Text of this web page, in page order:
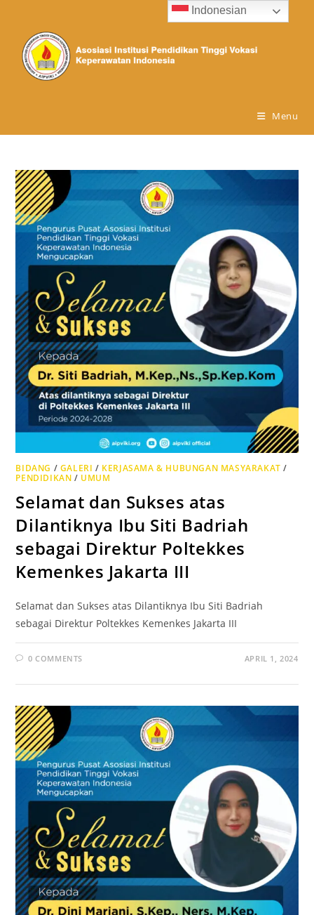
Menu
BIDANG / GALERI / KERJASAMA & HUBUNGAN MASYARAKAT /
PENDIDIKAN / UMUM
Selamat dan Sukses atas
Dilantiknya Ibu Siti Badriah
sebagai Direktur Poltekkes
Kemenkes Jakarta III
Selamat dan Sukses atas Dilantiknya Ibu Siti Badriah
sebagai Direktur Poltekkes Kemenkes Jakarta III
0 COMMENTS APRIL 1, 2024
Indonesian